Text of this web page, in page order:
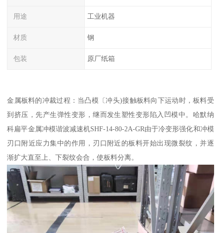
用途 工业机器
材质 钢
包装 原厂纸箱
金属板料的冲裁过程：当凸模〔冲头)接触板料向下运动时，板料受
到挤压，先产生弹性变形，继而发生塑性变形陷入凹模中。哈默纳
科扁平金属冲模谐波减速机SHF-14-80-2A-GR由于冷变形强化和冲模
刃口附近应力集中的作用，刃口附近的板料开始出现微裂纹，并逐
渐扩大直至上、下裂纹会合，使板料分离。